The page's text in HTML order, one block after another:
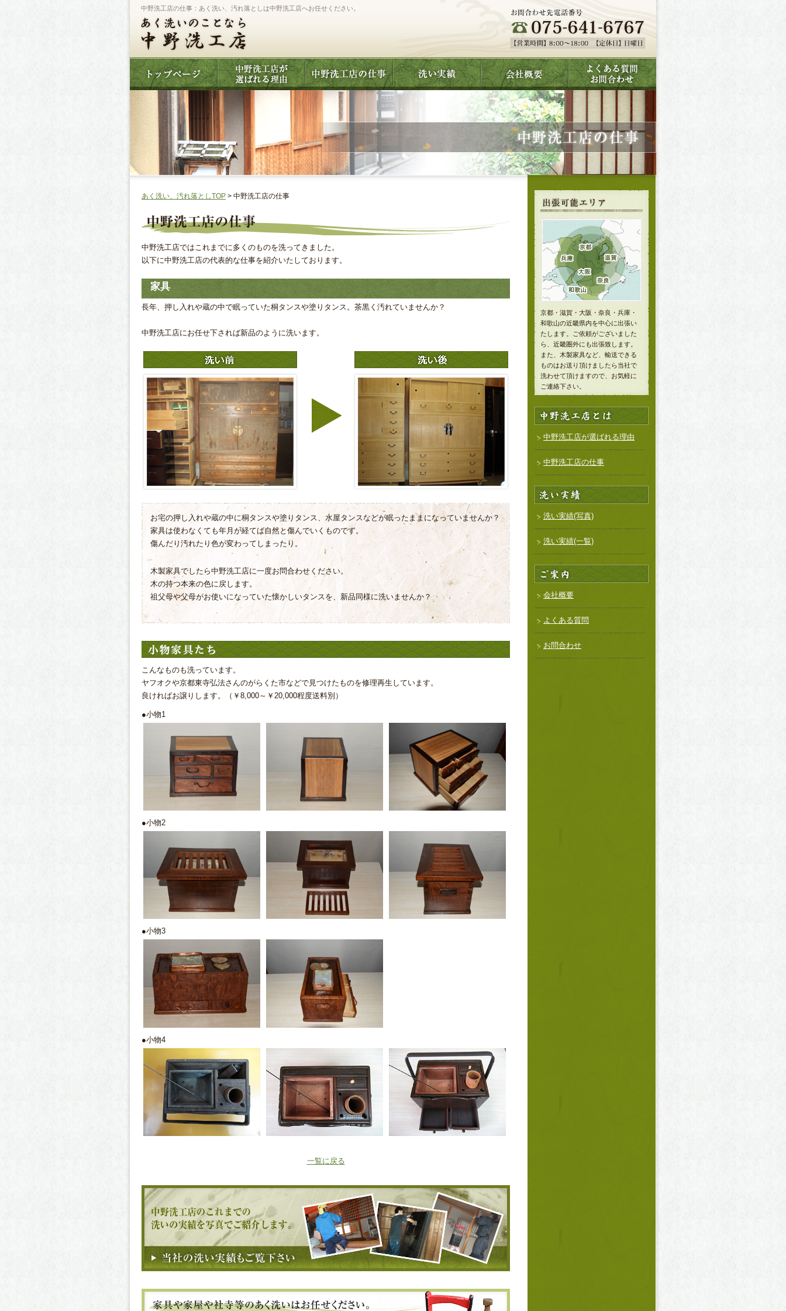
中野洗工店の仕事：あく洗い、汚れ落としは中野洗工店へお任せください。
あく洗い、汚れ落としTOP > 中野洗工店の仕事
中野洗工店ではこれまでに多くのものを洗ってきました。
以下に中野洗工店の代表的な仕事を紹介いたしております。
家具
長年、押し入れや蔵の中で眠っていた桐タンスや塗りタンス。茶黒く汚れていませんか？
中野洗工店にお任せ下されば新品のように洗います。
お宅の押し入れや蔵の中に桐タンスや塗りタンス、水屋タンスなどが眠ったままになっていませんか？
家具は使わなくても年月が経てば自然と傷んでいくものです。
傷んだり汚れたり色が変わってしまったり。
木製家具でしたら中野洗工店に一度お問合わせください。
木の持つ本来の色に戻します。
祖父母や父母がお使いになっていた懐かしいタンスを、新品同様に洗いませんか？
こんなものも洗っています。
ヤフオクや京都東寺弘法さんのがらくた市などで見つけたものを修理再生しています。
良ければお譲りします。（￥8,000～￥20,000程度送料別）
●小物1
●小物2
●小物3
●小物4
一覧に戻る
京都・滋賀・大阪・奈良・兵庫・
和歌山の近畿県内を中心に出張い
たします。ご依頼がございました
ら、近畿圏外にも出張致します。
また、木製家具など、輸送できる
ものはお送り頂けましたら当社で
洗わせて頂けますので、お気軽に
ご連絡下さい。
中野洗工店が選ばれる理由
中野洗工店の仕事
洗い実績(写真)
洗い実績(一覧)
会社概要
よくある質問
お問合わせ